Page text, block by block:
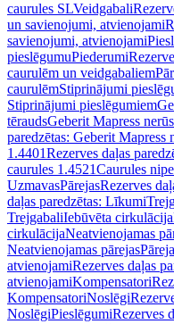
caurules SLVeidgabali
un savienojumi, atvienojami
savienojumi, atvienojami
pieslēgumuPiederumi
caurulēm un veidgabaliem
caurulēmStiprinājumi
Stiprinājumi pieslēgumiem
tēraudsGeberit Mapress
paredzētas: Geberit Mapress
1.4401Rezerves daļas
caurules 1.4521Caurules
UzmavasPārejasRezerves
daļas paredzētas: Līkumi
TrejgabaliIebūvēta cirkulācija
cirkulācijaNeatvienojamas
Neatvienojamas pārejas
atvienojamiRezerves daļas
atvienojamiKompensatori
KompensatoriNoslēgi
NoslēgiPieslēgumiRezerves